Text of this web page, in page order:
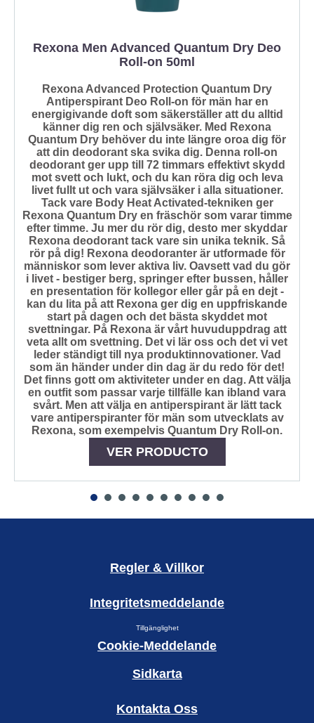
Rexona Men Advanced Quantum Dry Deo
Roll-on 50ml
Rexona Advanced Protection Quantum Dry
Antiperspirant Deo Roll-on för män har en
energigivande doft som säkerställer att du alltid
känner dig ren och självsäker. Med Rexona
Quantum Dry behöver du inte längre oroa dig för
att din deodorant ska svika dig. Denna roll-on
deodorant ger upp till 72 timmars effektivt skydd
mot svett och lukt, och du kan röra dig och leva
livet fullt ut och vara självsäker i alla situationer.
Tack vare Body Heat Activated-tekniken ger
Rexona Quantum Dry en fräschör som varar timme
efter timme. Ju mer du rör dig, desto mer skyddar
Rexona deodorant tack vare sin unika teknik. Så
rör på dig! Rexona deodoranter är utformade för
människor som lever aktiva liv. Oavsett vad du gör
i livet - bestiger berg, springer efter bussen, håller
en presentation för kollegor eller går på en dejt -
kan du lita på att Rexona ger dig en uppfriskande
start på dagen och det bästa skyddet mot
svettningar. På Rexona är vårt huvuduppdrag att
veta allt om svettning. Det vi lär oss och det vi vet
leder ständigt till nya produktinnovationer. Vad
som än händer under din dag är du redo för det!
Det finns gott om aktiviteter under en dag. Att välja
en outfit som passar varje tillfälle kan ibland vara
svårt. Men att välja en antiperspirant är lätt tack
vare antiperspiranter för män som utvecklats av
Rexona, som exempelvis Quantum Dry Roll-on.
VER PRODUCTO
Regler & Villkor
Integritetsmeddelande
Tillgänglighet
Cookie-Meddelande
Sidkarta
Kontakta Oss